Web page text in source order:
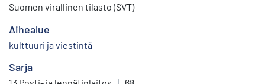
Suomen virallinen tilasto (SVT)
Aihealue
kulttuuri ja viestintä
Sarja